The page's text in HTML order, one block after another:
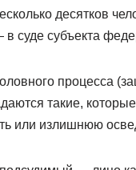
десятков
суде субъекта
процесса
такие,
или излишнюю